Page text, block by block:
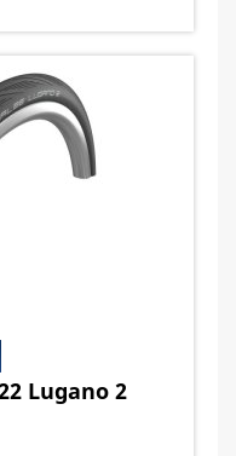
Lugano 2